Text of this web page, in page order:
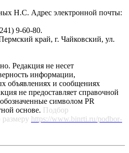
Н.С. Адрес электронной почты:
9-60-80.
край, г. Чайковский, ул.
Редакция не несет
информации,
объявлениях и сообщениях
не предоставляет справочной
символом PR
основе. Подбор
https://www.binrti.ru/podbor-